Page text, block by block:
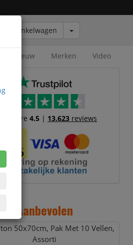
Winkelwagen
Nieuw Merken Video
4.5 | 13.623 reviews
Aanbevolen
50x70cm, Pak Met 10 Vellen,
Assorti